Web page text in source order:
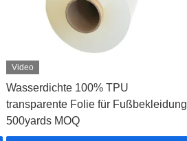
Video
Wasserdichte 100% TPU
transparente Folie für Fußbekleidung
500yards MOQ